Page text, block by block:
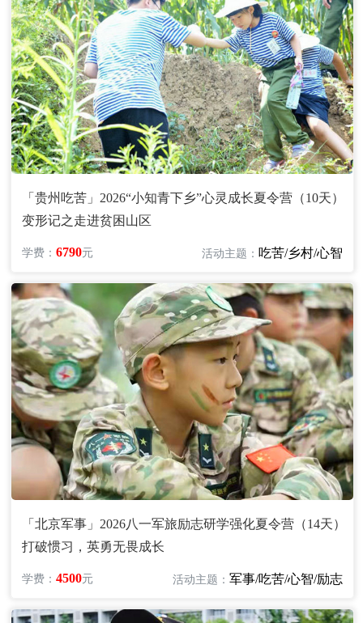
「贵州吃苦」2026“小知青下乡”心灵成长夏令营（10天）
变形记之走进贫困山区
学费：6790元 活动主题： 吃苦/乡村/心智
「北京军事」2026八一军旅励志研学强化夏令营（14天）
打破惯习，英勇无畏成长
学费：4500元 活动主题： 军事/吃苦/心智/励志